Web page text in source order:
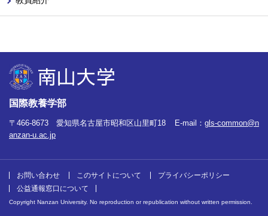
国際教養学部
〒466-8673 愛知県名古屋市昭和区山里町18 E-mail： gls-common@n
anzan-u.ac.jp
お問い合わせ このサイトについて
プライバシーポリシー
公益通報窓口について
Copyright Nanzan University. No reproduction or republication without written permission.